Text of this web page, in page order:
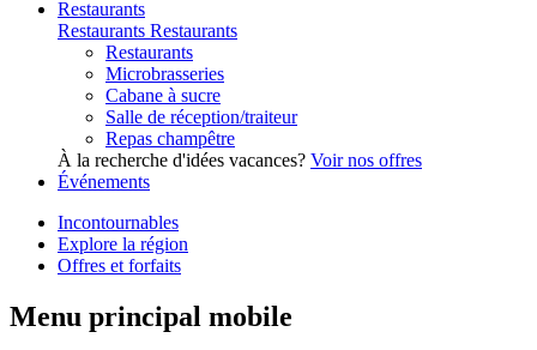
Restaurants
Restaurants Restaurants
Restaurants
Microbrasseries
Cabane à sucre
Salle de réception/traiteur
Repas champêtre
À la recherche d'idées vacances? Voir nos offres
Événements
Incontournables
Explore la région
Offres et forfaits
Menu principal mobile